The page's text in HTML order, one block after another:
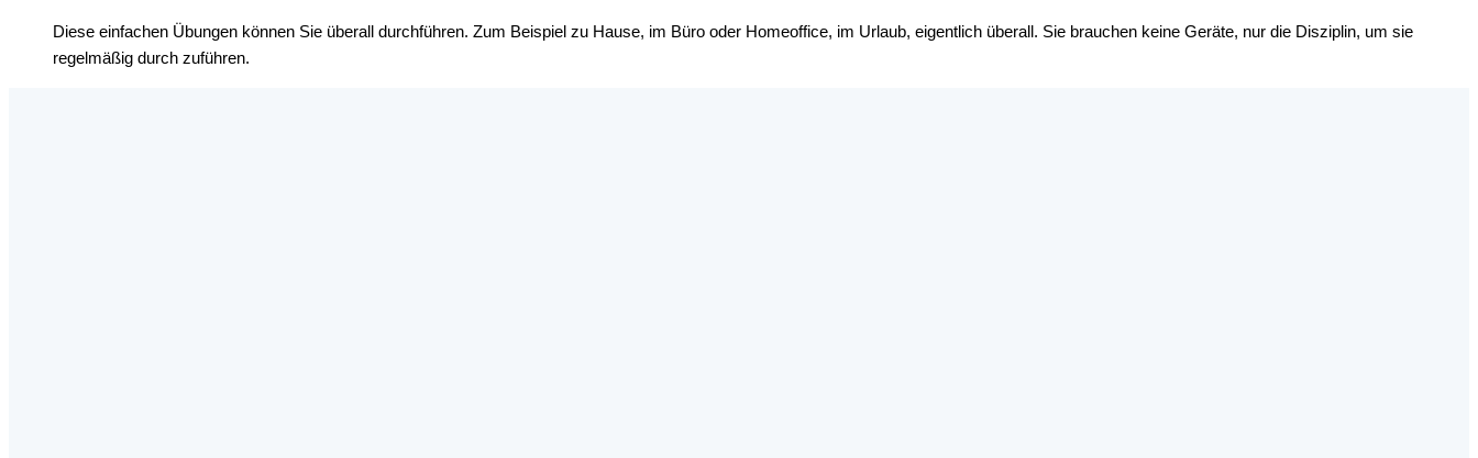
Diese einfachen Übungen können Sie überall durchführen. Zum Beispiel zu Hause, im Büro oder Homeoffice, im Urlaub, eigentlich überall. Sie brauchen keine Geräte, nur die Disziplin, um sie
regelmäßig durch zuführen.